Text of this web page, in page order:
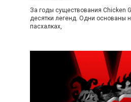
За годы существования Chicken
десятки легенд. Одни основаны
пасхалках,